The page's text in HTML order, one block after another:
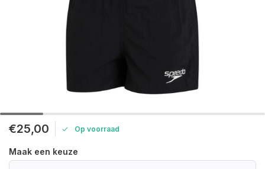
€25,00 Op voorraad
Maak een keuze